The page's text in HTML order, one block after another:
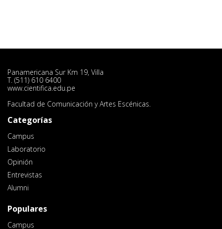
Panamericana Sur Km 19, Villa
T. (511) 610 6400
www.cientifica.edu.pe
Facultad de Comunicación y Artes Escénicas.
Categorías
Campus
Laboratorio
Opinión
Entrevistas
Alumni
Populares
Campus